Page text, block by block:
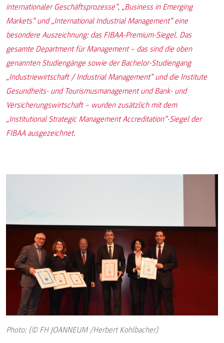
internationaler Geschäftsprozesse“, „Business in Emerging
Markets“ und „International Industrial Management“ eine
besondere Auszeichnung: das FIBAA-Premium-Siegel. Das
gesamte Department für Management – das sind die oben
genannten Studiengänge sowie der Bachelor-Studiengang
„Industriewirtschaft / Industrial Management“ und die Institute
Gesundheits- und Tourismusmanagement und Bank- und
Versicherungswirtschaft – wurden zusätzlich mit dem
„Institutional Strategic Management Accreditation“-Siegel der
FIBAA ausgezeichnet.
Photo: (© FH JOANNEUM /Herbert Kohlbacher)